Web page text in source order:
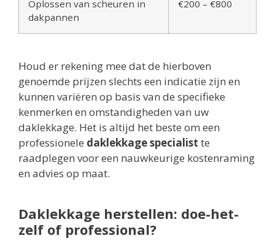
Oplossen van scheuren in
dakpannen
€200 – €800
Houd er rekening mee dat de hierboven
genoemde prijzen slechts een indicatie zijn en
kunnen variëren op basis van de specifieke
kenmerken en omstandigheden van uw
daklekkage. Het is altijd het beste om een
professionele daklekkage specialist te
raadplegen voor een nauwkeurige kostenraming
en advies op maat.
Daklekkage herstellen: doe-het-
zelf of professional?